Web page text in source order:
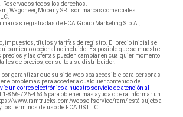
todos los derechos.
Wagoneer, Mopar y SRT son marcas comerciales
marcas registradas de FCA Group Marketing S.p.A.,
impuestos, títulos y tarifas de registro. El precio inicial se
opcional no incluido. Es posible que se muestre
precios y las ofertas pueden cambiar en cualquier momento
de precios, consulte a su distribuidor.
por garantizar que su sitio web sea accesible para personas
problemas para acceder a cualquier contenido de
un correo electrónico a nuestro servicio de atención al
1-866-726-4636 para obtener más ayuda o para informar un
www.ramtrucks.com/webselfservice/ram/ está sujeto a
los Términos de uso de FCA US LLC.